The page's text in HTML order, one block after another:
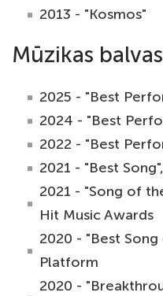
2013 - "Kosmos"
Mūzikas
2025 - "Best
2024 - "Best
2022 - "Best
2021 - "Best
2021 - "Song of
Hit Music Awards
2020 - "Best
Platform
2020 -